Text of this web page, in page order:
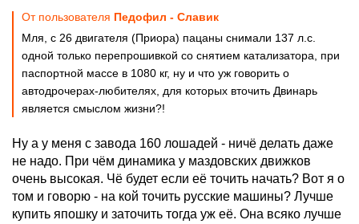
От пользователя Педофил - Славик
Мля, с 26 двигателя (Приора) пацаны снимали 137 л.с.
одной только перепрошивкой со снятием катализатора, при
паспортной массе в 1080 кг, ну и что уж говорить о
автодрочерах-любителях, для которых вточить Двинарь
является смыслом жизни?!
Ну а у меня с завода 160 лошадей - ничё делать даже
не надо. При чём динамика у маздовских движков
очень высокая. Чё будет если её точить начать? Вот я о
том и говорю - на кой точить русские машины? Лучше
купить япошку и заточить тогда уж её. Она всяко лучше